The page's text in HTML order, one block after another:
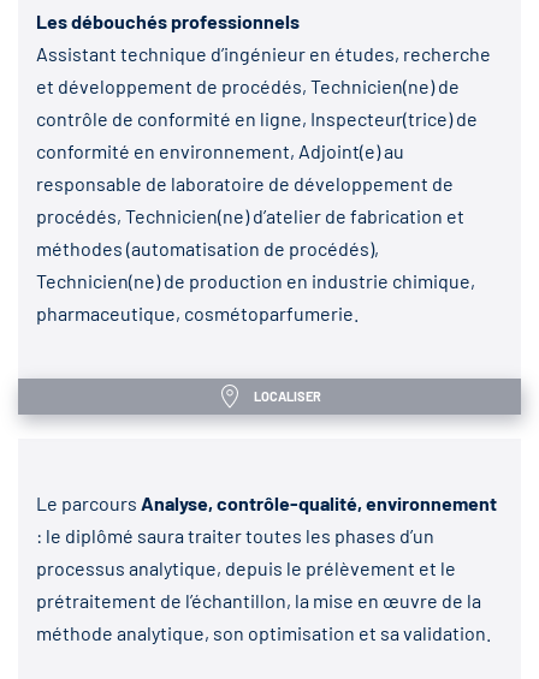
Les débouchés professionnels
Assistant technique d’ingénieur en études, recherche
et développement de procédés, Technicien(ne) de
contrôle de conformité en ligne, Inspecteur(trice) de
conformité en environnement, Adjoint(e) au
responsable de laboratoire de développement de
procédés, Technicien(ne) d’atelier de fabrication et
méthodes (automatisation de procédés),
Technicien(ne) de production en industrie chimique,
pharmaceutique, cosmétoparfumerie.
LOCALISER
Le parcours Analyse, contrôle-qualité, environnement
: le diplômé saura traiter toutes les phases d’un
processus analytique, depuis le prélèvement et le
prétraitement de l’échantillon, la mise en œuvre de la
méthode analytique, son optimisation et sa validation.